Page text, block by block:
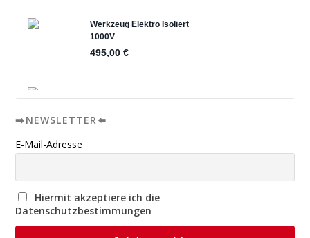
➡️NEWSLETTER⬅️
E-Mail-Adresse
Hiermit akzeptiere ich die
Datenschutzbestimmungen